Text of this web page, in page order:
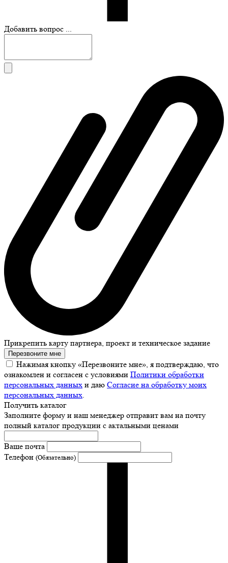
Добавить вопрос ...
Прикрепить карту партнера, проект и техническое задание
Перезвоните мне
Нажимая кнопку «Перезвоните мне», я подтверждаю, что
ознакомлен и согласен с условиями Политики обработки
персональных данных и даю Согласие на обработку моих
персональных данных.
Получить каталог
Заполните форму и наш менеджер отправит вам на почту
полный каталог продукции с актальными ценами
Ваше почта
Телефон (Обязательно)